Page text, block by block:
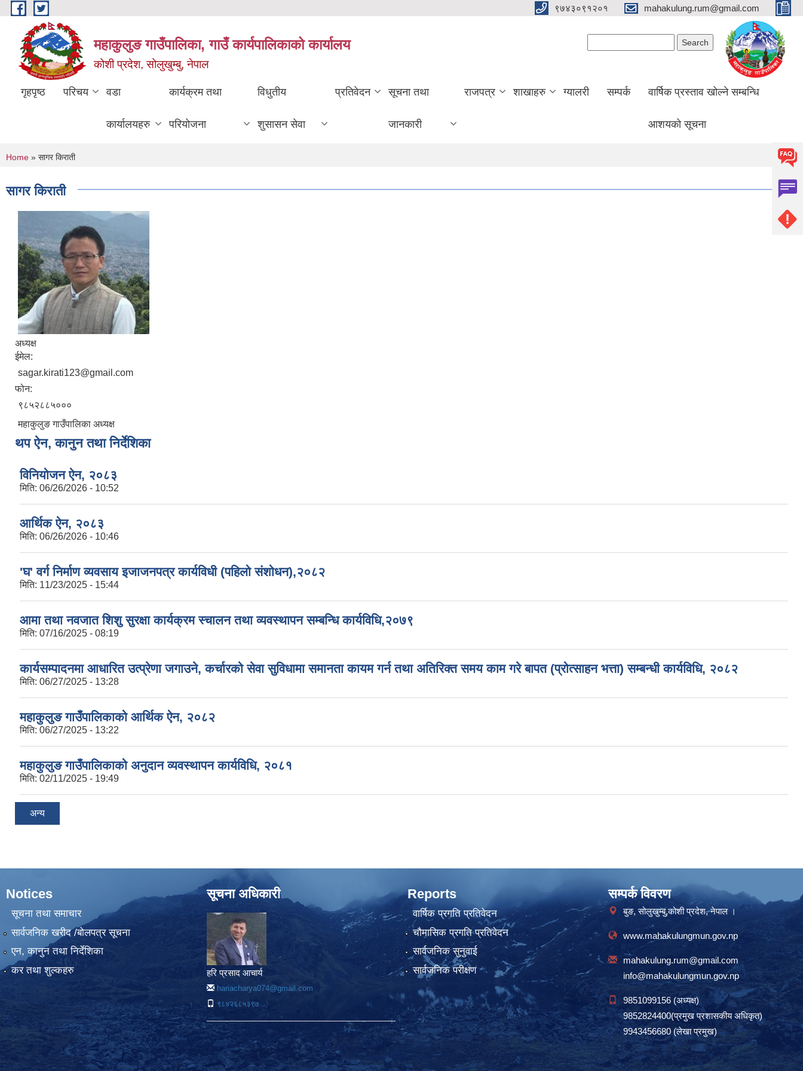
Skip to main content ९७४३०९१२०१ mahakulung.rum@gmail.com
महाकुलुङ गाउँपालिका, गाउँ कार्यपालिकाको कार्यालय
कोशी प्रदेश, सोलुखुम्बु, नेपाल
गृहपृष्ठ परिचय वडा
कार्यालयहरु
कार्यक्रम तथा
परियोजना
विधुतीय
शुसासन सेवा
प्रतिवेदन सूचना तथा
जानकारी
राजपत्र शाखाहरु ग्यालरी सम्पर्क वार्षिक प्रस्ताव खोल्ने सम्बन्धि
आशयको सूचना
You are here
Home » सागर किराती
सागर किराती
अध्यक्ष
ईमेल:
sagar.kirati123@gmail.com
फोन:
९८५२८८५०००
महाकुलुङ गाउँपालिका अध्यक्ष
थप ऐन, कानुन तथा निर्देशिका
विनियोजन ऐन, २०८३
मिति: 06/26/2026 - 10:52
आर्थिक ऐन, २०८३
मिति: 06/26/2026 - 10:46
'घ' वर्ग निर्माण व्यवसाय इजाजनपत्र कार्यविधी (पहिलो संशोधन),२०८२
मिति: 11/23/2025 - 15:44
आमा तथा नवजात शिशु सुरक्षा कार्यक्रम स्चालन तथा व्यवस्थापन सम्बन्धि कार्यविधि,२०७९
मिति: 07/16/2025 - 08:19
कार्यसम्पादनमा आधारित उत्प्रेणा जगाउने, कर्चारको सेवा सुविधामा समानता कायम गर्न तथा अतिरिक्त समय काम गरे बापत (प्रोत्साहन भत्ता) सम्बन्धी कार्यविधि, २०८२
मिति: 06/27/2025 - 13:28
महाकुलुङ गाउँपालिकाको आर्थिक ऐन, २०८२
मिति: 06/27/2025 - 13:22
महाकुलुङ गाउँपालिकाको अनुदान व्यवस्थापन कार्यविधि, २०८१
मिति: 02/11/2025 - 19:49
अन्य
Notices
सूचना तथा समाचार
सार्वजनिक खरीद /बोलपत्र सूचना
एन, कानुन तथा निर्देशिका
कर तथा शुल्कहरु
सूचना अधिकारी
हरि प्रसाद आचार्य
hariacharya074@gmail.com
९८४२६८५३९७
Reports
वार्षिक प्रगति प्रतिवेदन
चौमासिक प्रगति प्रतिवेदन
सार्वजनिक सुनुवाई
सार्वजनिक परीक्षण
सम्पर्क विवरण
बुङ, सोलुखुम्बु,कोशी प्रदेश, नेपाल ।
www.mahakulungmun.gov.np
mahakulung.rum@gmail.com
info@mahakulungmun.gov.np
9851099156 (अध्यक्ष)
9852824400(प्रमुख प्रशासकीय अधिकृत)
9943456680 (लेखा प्रमुख)